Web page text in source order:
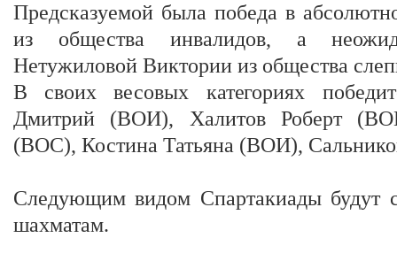
Предсказуемой была победа в
из общества инвалидов, а
Нетужиловой Виктории из общества
В своих весовых категориях
Дмитрий (ВОИ), Халитов Роберт
(ВОС), Костина Татьяна (ВОИ),
Следующим видом Спартакиады будут
шахматам.